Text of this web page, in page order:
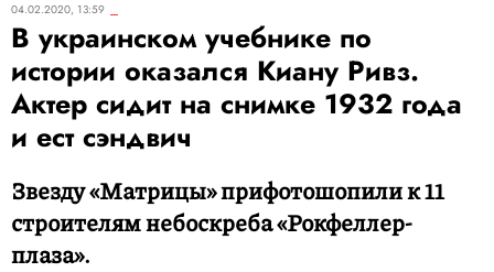
04.02.2020, 13:59
В украинском учебнике по
истории оказался Киану Ривз.
Актер сидит на снимке 1932 года
и ест сэндвич
Звезду «Матрицы» прифотошопили к 11
строителям небоскреба «Рокфеллер-
плаза».